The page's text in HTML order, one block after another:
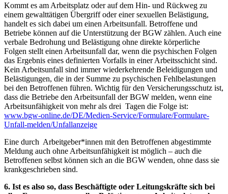
Kommt es am Arbeitsplatz oder auf dem Hin- und Rückweg zu
einem gewalttätigen Übergriff oder einer sexuellen Belästigung,
handelt es sich dabei um einen Arbeitsunfall. Betroffene und
Betriebe können auf die Unterstützung der BGW zählen. Auch eine
verbale Bedrohung und Belästigung ohne direkte körperliche
Folgen stellt einen Arbeitsunfall dar, wenn die psychischen Folgen
das Ergebnis eines definierten Vorfalls in einer Arbeitsschicht sind.
Kein Arbeitsunfall sind immer wiederkehrende Beleidigungen und
Belästigungen, die in der Summe zu psychischen Fehlbelastungen
bei den Betroffenen führen. Wichtig für den Versicherungsschutz ist,
dass die Betriebe den Arbeitsunfall der BGW melden, wenn eine
Arbeitsunfähigkeit von mehr als drei Tagen die Folge ist:
www.bgw-online.de/DE/Medien-Service/Formulare/Formulare-
Unfall-melden/Unfallanzeige
Eine durch Arbeitgeber*innen mit den Betroffenen abgestimmte
Meldung auch ohne Arbeitsunfähigkeit ist möglich – auch die
Betroffenen selbst können sich an die BGW wenden, ohne dass sie
krankgeschrieben sind.
6. Ist es also so, dass Beschäftigte oder Leitungskräfte sich bei